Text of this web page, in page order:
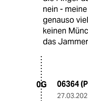
nein -
genauso
keinen
das
0G 06364